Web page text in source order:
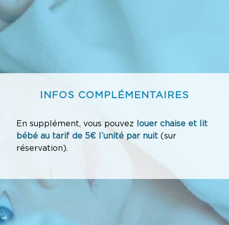
INFOS COMPLÉMENTAIRES
En supplément, vous pouvez
louer chaise et lit
bébé au tarif de 5€ l’unité par nuit (sur
réservation).